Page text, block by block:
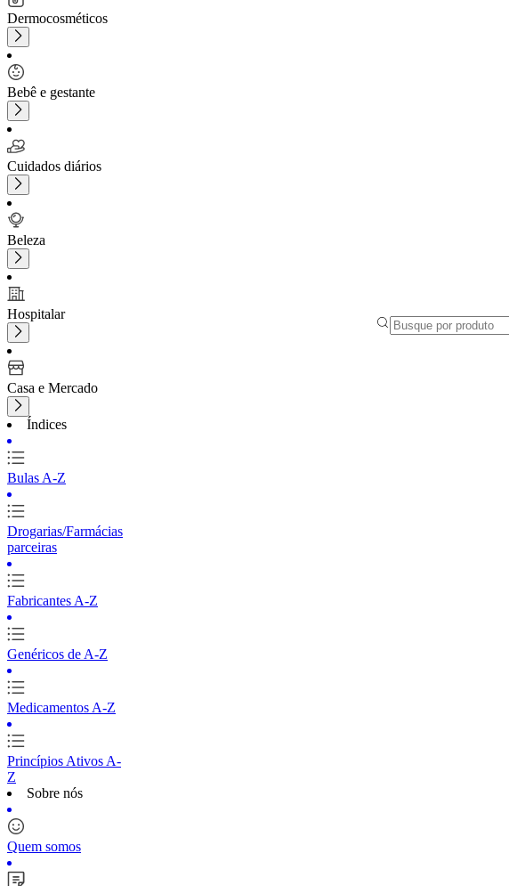
Dermocosméticos
Bebê e gestante
Cuidados diários
Beleza
Hospitalar
Casa e Mercado
Índices
Bulas A-Z
Drogarias/Farmácias
parceiras
Fabricantes A-Z
Genéricos de A-Z
Medicamentos A-Z
Princípios Ativos A-
Z
Sobre nós
Quem somos